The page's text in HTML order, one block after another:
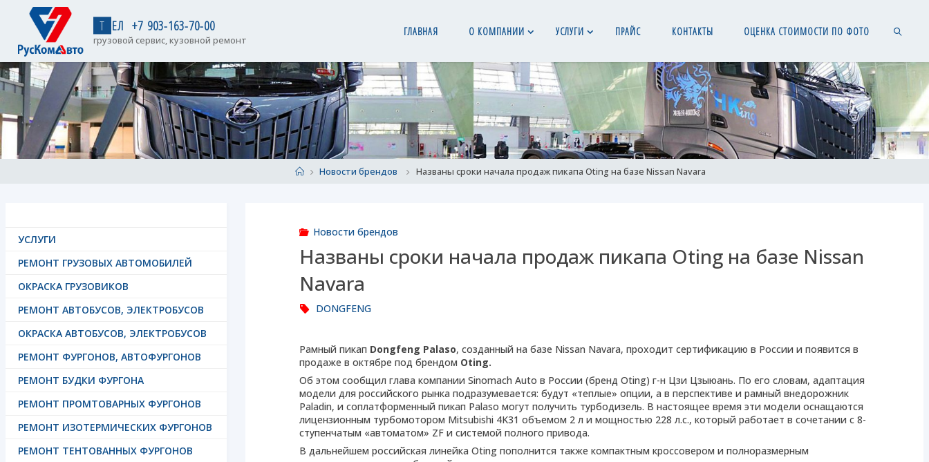
Т ЕЛ +7 903-163-70-00
грузовой сервис, кузовной ремонт
ГЛАВНАЯ О КОМПАНИИ УСЛУГИ ПРАЙС КОНТАКТЫ ОЦЕНКА СТОИМОСТИ ПО ФОТО
HomeНовости брендов Названы сроки начала продаж пикапа Oting на базе Nissan Navara
Новости брендов
Названы сроки начала продаж пикапа Oting на базе Nissan
Navara
DONGFENG
Рамный пикап Dongfeng Palaso, созданный на базе Nissan Navara, проходит сертификацию в России и появится в
продаже в октябре под брендом Oting.
Об этом сообщил глава компании Sinomach Auto в России (бренд Oting) г-н Цзи Цзыюань. По его словам, адаптация
модели для российского рынка подразумевается: будут «теплые» опции, а в перспективе и рамный внедорожник
Paladin, и соплатформенный пикап Palaso могут получить турбодизель. В настоящее время эти модели оснащаются
лицензионным турбомотором Mitsubishi 4K31 объемом 2 л и мощностью 228 л.с., который работает в сочетании с 8-
ступенчатым «автоматом» ZF и системой полного привода.
В дальнейшем российская линейка Oting пополнится также компактным кроссовером и полноразмерным
УСЛУГИ
РЕМОНТ ГРУЗОВЫХ АВТОМОБИЛЕЙ
ОКРАСКА ГРУЗОВИКОВ
РЕМОНТ АВТОБУСОВ, ЭЛЕКТРОБУСОВ
ОКРАСКА АВТОБУСОВ, ЭЛЕКТРОБУСОВ
РЕМОНТ ФУРГОНОВ, АВТОФУРГОНОВ
РЕМОНТ БУДКИ ФУРГОНА
РЕМОНТ ПРОМТОВАРНЫХ ФУРГОНОВ
РЕМОНТ ИЗОТЕРМИЧЕСКИХ ФУРГОНОВ
РЕМОНТ ТЕНТОВАННЫХ ФУРГОНОВ